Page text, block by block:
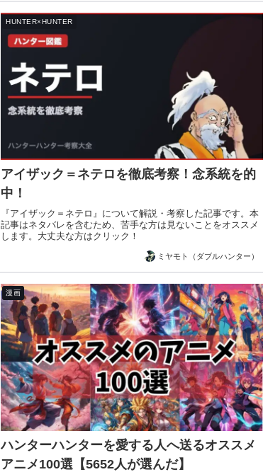
HUNTER×HUNTER
アイザック＝ネテロを徹底考察！念系統を的
中！
『アイザック＝ネテロ』について解説・考察した記事です。本
記事はネタバレを含むため、苦手な方は見ないことをオススメ
します。大丈夫な方はクリック！
ミヤモト（ダブルハンター）
漫画
ハンターハンターを愛する人へ送るオススメ
アニメ100選【5652人が選んだ】